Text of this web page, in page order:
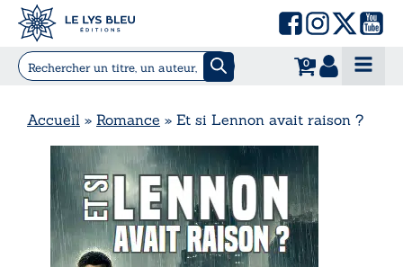
0
Accueil » Romance » Et si Lennon avait raison ?